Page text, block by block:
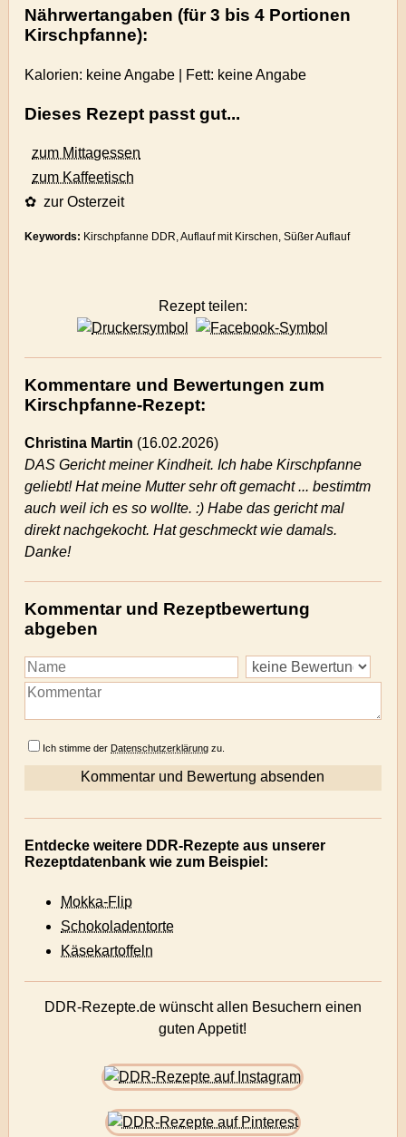
Nährwertangaben (für 3 bis 4 Portionen
Kirschpfanne):
Kalorien: keine Angabe | Fett: keine Angabe
Dieses Rezept passt gut...
zum Mittagessen
zum Kaffeetisch
✿ zur Osterzeit
Keywords: Kirschpfanne DDR, Auflauf mit Kirschen, Süßer Auflauf
Rezept teilen:
Kommentare und Bewertungen zum
Kirschpfanne-Rezept:
Christina Martin (16.02.2026)
DAS Gericht meiner Kindheit. Ich habe Kirschpfanne
geliebt! Hat meine Mutter sehr oft gemacht ... bestimtm
auch weil ich es so wollte. :) Habe das gericht mal
direkt nachgekocht. Hat geschmeckt wie damals.
Danke!
Kommentar und Rezeptbewertung
abgeben
Ich stimme derDatenschutzerklärung zu.
Entdecke weitere DDR-Rezepte aus unserer
Rezeptdatenbank wie zum Beispiel:
Mokka-Flip
Schokoladentorte
Käsekartoffeln
DDR-Rezepte.de wünscht allen Besuchern einen
guten Appetit!